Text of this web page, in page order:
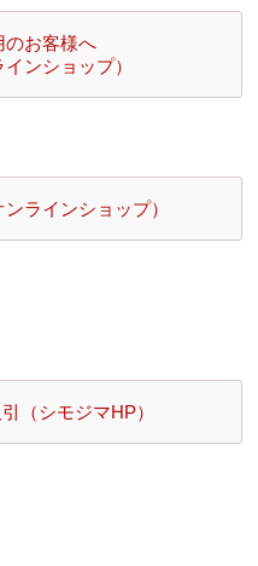
のお客様へ
ンショップ）
ラインショップ）
（シモジマHP）